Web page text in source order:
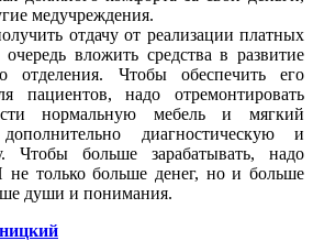
медучреждения.
отдачу от реализации платных
вложить средства в развитие
отделения. Чтобы обеспечить его
пациентов, надо отремонтировать
нормальную мебель и мягкий
диагностическую и
Чтобы больше зарабатывать, надо
не только больше денег, но и больше
души и понимания.